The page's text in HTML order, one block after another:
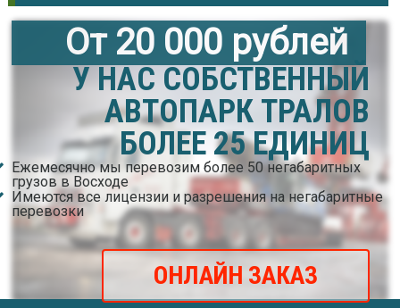
От 20 000 рублей
У НАС СОБСТВЕННЫЙ
АВТОПАРК ТРАЛОВ
БОЛЕЕ 25 ЕДИНИЦ
Ежемесячно мы перевозим более 50 негабаритных
грузов в Восходе
Имеются все лицензии и разрешения на негабаритные
перевозки
ОНЛАЙН ЗАКАЗ